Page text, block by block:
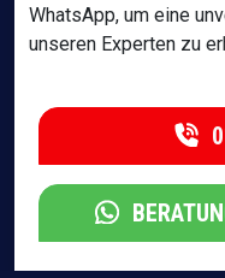
WhatsApp, um eine
unseren Experten zu